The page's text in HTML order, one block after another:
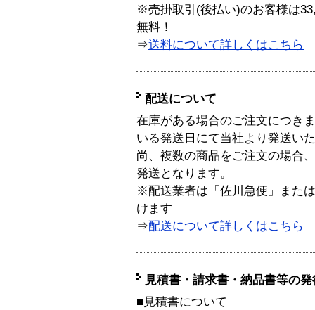
※売掛取引(後払い)のお客様は
無料！
⇒送料について詳しくはこちら
配送について
在庫がある場合のご注文につき
いる発送日にて当社より発送い
尚、複数の商品をご注文の場合
発送となります。
※配送業者は「佐川急便」また
けます
⇒配送について詳しくはこちら
見積書・請求書・納品書等の
■見積書について